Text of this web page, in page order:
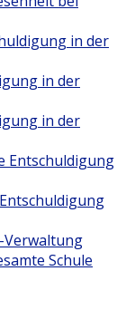
in der
in der
in der
Entschuldigung
Verwaltung
Schule